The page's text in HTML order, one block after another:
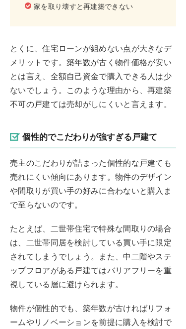
家を取り壊すと再建築できない
とくに、住宅ローンが組めない点が大きなデ
メリットです。築年数が古く物件価格が安い
とは言え、全額自己資金で購入できる人は少
ないでしょう。このような理由から、再建築
不可の戸建ては売却がしにくいと言えます。
個性的でこだわりが強すぎる戸建て
売主のこだわりが詰まった個性的な戸建ても
売れにくい傾向にあります。物件のデザイン
や間取りが買い手の好みに合わないと購入ま
で至らないのです。
たとえば、二世帯住宅で特殊な間取りの場合
は、二世帯同居を検討している買い手に限定
されてしまうでしょう。また、中二階やステ
ップフロアがある戸建てはバリアフリーを重
視している層に避けられます。
物件が個性的でも、築年数が古ければリフォ
ームやリノベーションを前提に購入を検討で